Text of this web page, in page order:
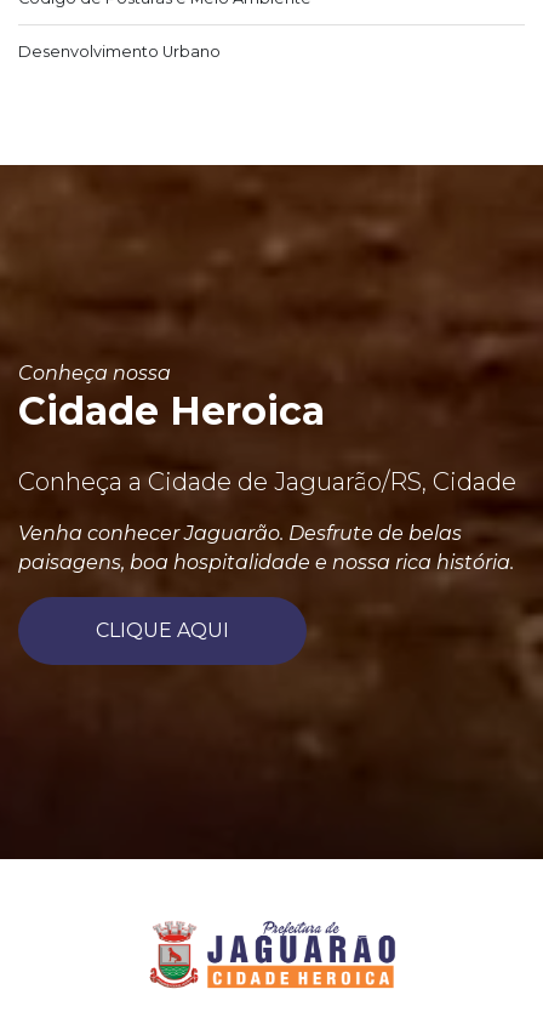
Desenvolvimento Urbano
Conheça nossa
Cidade Heroica
Conheça a Cidade de Jaguarão/RS, Cidade
Venha conhecer Jaguarão. Desfrute de belas
paisagens, boa hospitalidade e nossa rica história.
CLIQUE AQUI